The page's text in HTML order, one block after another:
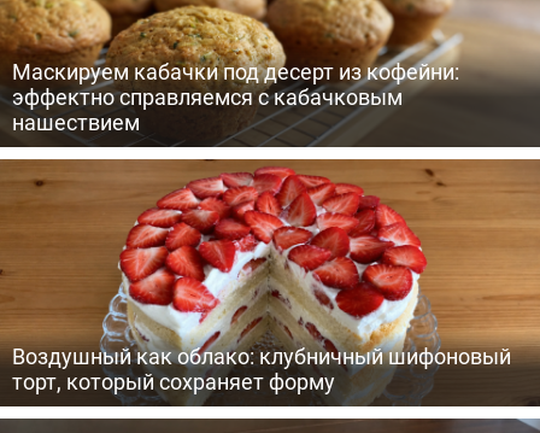
Маскируем кабачки под десерт из кофейни:
эффектно справляемся с кабачковым
нашествием
Воздушный как облако: клубничный шифоновый
торт, который сохраняет форму